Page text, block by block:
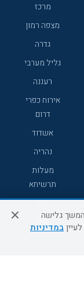
מרכז
מצפה רמון
גדרה
גליל מערבי
רעננה
אירוח כפרי
דרום
אשדוד
נהריה
מעלות
תרשיחא
צפת
דרום
לידיעתך, באתר זה נעשה שימוש בקבצי Cookies המשך גלישה
במדיניות